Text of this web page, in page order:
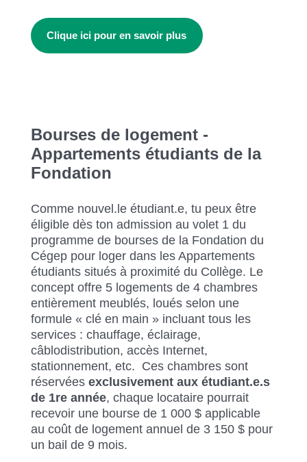
Clique ici pour en savoir plus
Bourses de logement -
Appartements étudiants de la
Fondation
Comme nouvel.le étudiant.e, tu peux être
éligible dès ton admission au volet 1 du
programme de bourses de la Fondation du
Cégep pour loger dans les Appartements
étudiants situés à proximité du Collège. Le
concept offre 5 logements de 4 chambres
entièrement meublés, loués selon une
formule « clé en main » incluant tous les
services : chauffage, éclairage,
câblodistribution, accès Internet,
stationnement, etc. Ces chambres sont
réservées exclusivement aux étudiant.e.s
de 1re année, chaque locataire pourrait
recevoir une bourse de 1 000 $ applicable
au coût de logement annuel de 3 150 $ pour
un bail de 9 mois.